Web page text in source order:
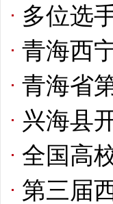
多位选
青海西
青海省
兴海县
全国高
第三届